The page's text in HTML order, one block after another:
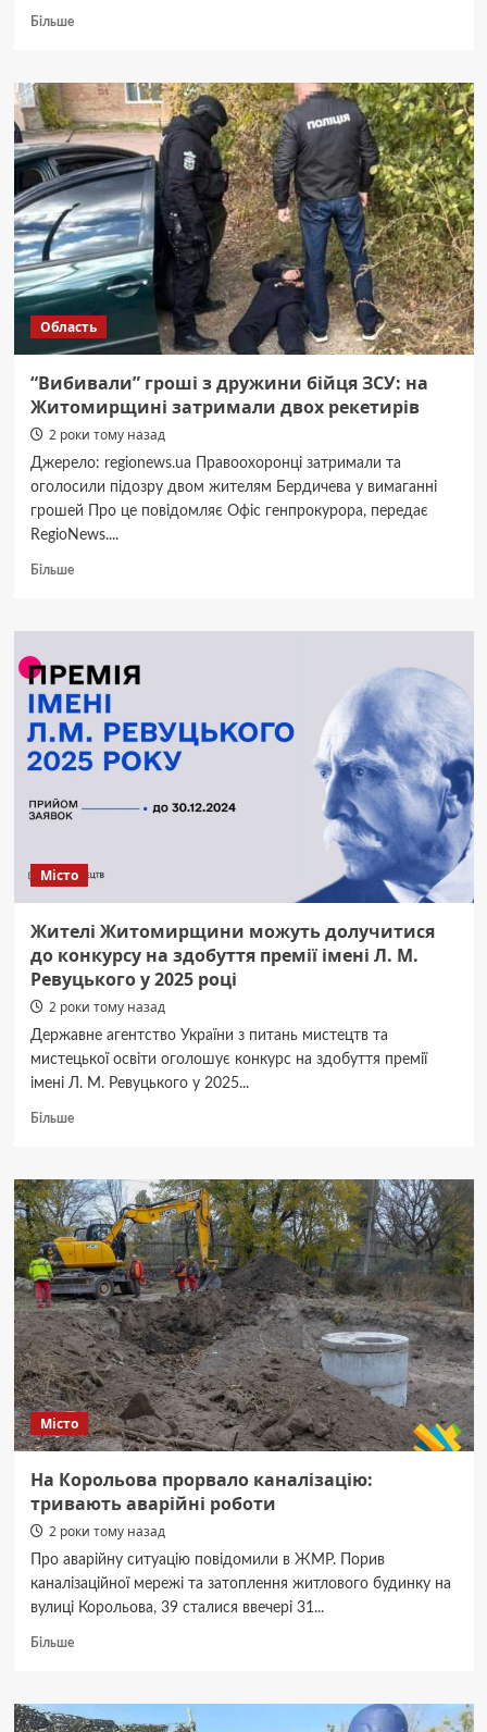
БільшеДокладніше
Житомирщині
горів
дерев’яний
храм
Область
“Вибивали” гроші з дружини бійця ЗСУ: на
Житомирщині затримали двох рекетирів
2 роки тому назад
Джерело: regionews.ua Правоохоронці затримали та
оголосили підозру двом жителям Бердичева у вимаганні
грошей Про це повідомляє Офіс генпрокурора, передає
RegioNews....
БільшеДокладніше
гроші
дружини
бійця
ЗСУ:
на
Житомирщині
затримали
рекетирів
Місто
Жителі Житомирщини можуть долучитися
до конкурсу на здобуття премії імені Л. М.
Ревуцького у 2025 році
2 роки тому назад
Державне агентство України з питань мистецтв та
мистецької освіти оголошує конкурс на здобуття премії
імені Л. М. Ревуцького у 2025...
БільшеДокладніше
Житомирщини
можуть
долучитися
до
конкурсу
на
здобуття
премії
імені
Л.
М.
Ревуцького
у
2025
Місто
На Корольова прорвало каналізацію:
тривають аварійні роботи
2 роки тому назад
Про аварійну ситуацію повідомили в ЖМР. Порив
каналізаційної мережі та затоплення житлового будинку на
вулиці Корольова, 39 сталися ввечері 31...
БільшеДокладніше
Корольова
прорвало